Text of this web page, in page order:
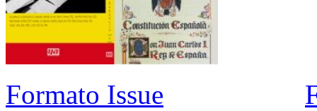
Formato Issue